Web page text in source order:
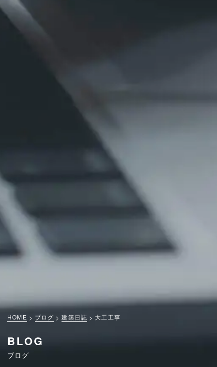
HOME ブログ 建築日誌 大工工事
BLOG
ブログ